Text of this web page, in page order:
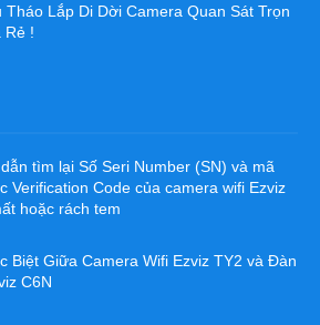
Tháo Lắp Di Dời Camera Quan Sát Trọn
Rẻ !
tìm lại Số Seri Number (SN) và mã
Verification Code của camera wifi Ezviz
hoặc rách tem
Biệt Giữa Camera Wifi Ezviz TY2 và Đàn
C6N